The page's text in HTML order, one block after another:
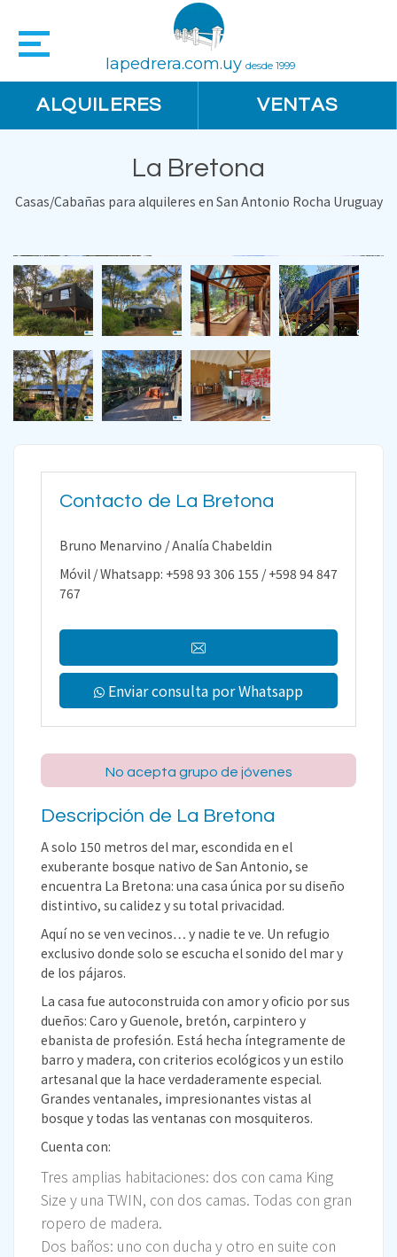
lapedrera.com.uy desde 1999
ALQUILERES VENTAS
La Bretona
Casas/Cabañas para alquileres en San Antonio Rocha Uruguay
Contacto de La Bretona
Bruno Menarvino / Analía Chabeldin
Móvil / Whatsapp: +598 93 306 155 / +598 94 847
767
Enviar consulta por Whatsapp
No acepta grupo de jóvenes
Descripción de La Bretona
A solo 150 metros del mar, escondida en el
exuberante bosque nativo de San Antonio, se
encuentra La Bretona: una casa única por su diseño
distintivo, su calidez y su total privacidad.
Aquí no se ven vecinos… y nadie te ve. Un refugio
exclusivo donde solo se escucha el sonido del mar y
de los pájaros.
La casa fue autoconstruida con amor y oficio por sus
dueños: Caro y Guenole, bretón, carpintero y
ebanista de profesión. Está hecha íntegramente de
barro y madera, con criterios ecológicos y un estilo
artesanal que la hace verdaderamente especial.
Grandes ventanales, impresionantes vistas al
bosque y todas las ventanas con mosquiteros.
Cuenta con:
Tres amplias habitaciones: dos con cama King
Size y una TWIN, con dos camas. Todas con gran
ropero de madera.
Dos baños: uno con ducha y otro en suite con